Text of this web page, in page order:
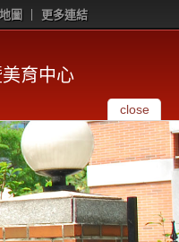
圖 更多連結
育中心
close